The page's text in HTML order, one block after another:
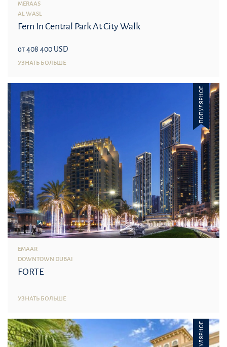
MERAAS
AL WASL
Fern In Central Park At City Walk
от 408 400 USD
УЗНАТЬ БОЛЬШЕ
ПОПУЛЯРНОЕ
EMAAR
DOWNTOWN DUBAI
FORTE
УЗНАТЬ БОЛЬШЕ